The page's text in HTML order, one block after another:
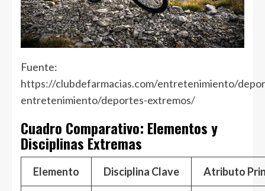
Fuente:
https://clubdefarmacias.com/entretenimiento/
entretenimiento/deportes-extremos/
Cuadro Comparativo: Elementos y
Disciplinas Extremas
Elemento Disciplina Clave Atributo